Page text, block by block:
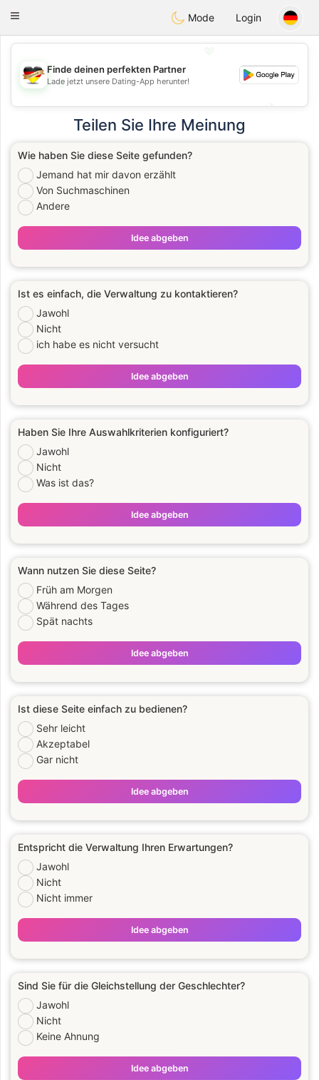
DeutschDating
Toggle
Mode Login
💖
💕
💕
Finde deinen perfekten Partner
Lade jetzt unsere Dating-App herunter!
Teilen Sie Ihre Meinung
Wie haben Sie diese Seite gefunden?
Jemand hat mir davon erzählt
Von Suchmaschinen
Andere
Idee abgeben
Ist es einfach, die Verwaltung zu kontaktieren?
Jawohl
Nicht
ich habe es nicht versucht
Idee abgeben
Haben Sie Ihre Auswahlkriterien konfiguriert?
Jawohl
Nicht
Was ist das?
Idee abgeben
Wann nutzen Sie diese Seite?
Früh am Morgen
Während des Tages
Spät nachts
Idee abgeben
Ist diese Seite einfach zu bedienen?
Sehr leicht
Akzeptabel
Gar nicht
Idee abgeben
Entspricht die Verwaltung Ihren Erwartungen?
Jawohl
Nicht
Nicht immer
Idee abgeben
Sind Sie für die Gleichstellung der Geschlechter?
Jawohl
Nicht
Keine Ahnung
Idee abgeben